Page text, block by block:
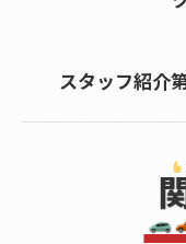
スタッフ紹介